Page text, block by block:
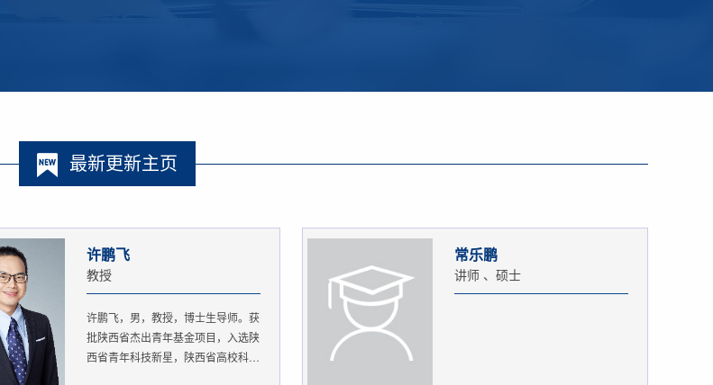
最新更新主页
许鹏飞
教授
许鹏飞，男，教授，博士生导师。获
批陕西省杰出青年基金项目，入选陕
西省青年科技新星，陕西省高校科
常乐鹏
讲师 、硕士